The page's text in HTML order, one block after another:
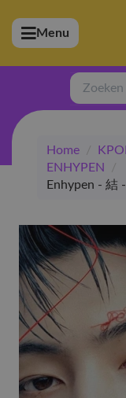
(Artiesten)
(Merchandise)
(Exclusive)
(Winkel)
Menu
Zoeken
Home /
ENHYPEN
/
Enhypen - 結